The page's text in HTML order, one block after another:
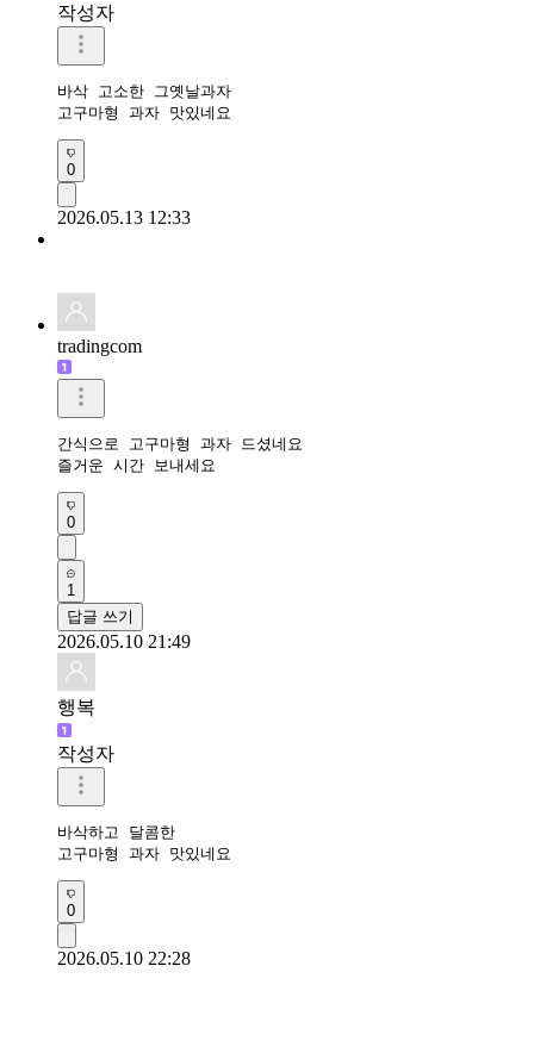
작성자
바삭 고소한 그옛날과자
고구마형 과자 맛있네요
0
2026.05.13 12:33
tradingcom
간식으로 고구마형 과자 드셨네요
즐거운 시간 보내세요
0
1
답글 쓰기
2026.05.10 21:49
행복
작성자
바삭하고 달콤한
고구마형 과자 맛있네요
0
2026.05.10 22:28